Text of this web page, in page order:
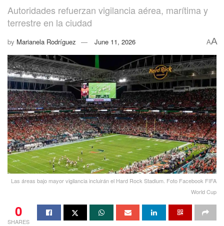
Autoridades refuerzan vigilancia aérea, marítima y
terrestre en la ciudad
by Marianela Rodríguez June 11, 2026 AA
Las áreas bajo mayor vigilancia incluirán el Hard Rock Stadium. Foto Facebook FIFA
World Cup
0
SHARES